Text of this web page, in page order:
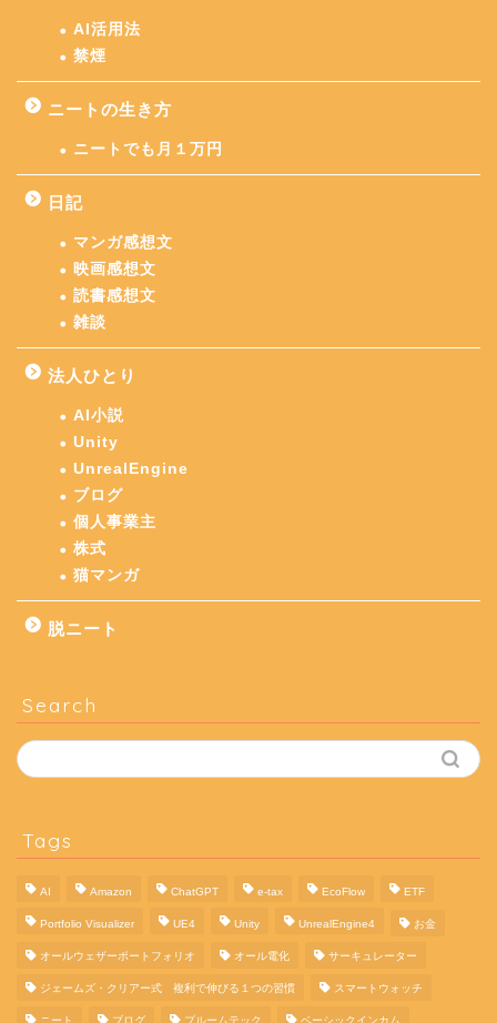
AI活用法
禁煙
ニートの生き方
ニートでも月１万円
日記
マンガ感想文
映画感想文
読書感想文
雑談
法人ひとり
AI小説
Unity
UnrealEngine
ブログ
個人事業主
株式
猫マンガ
脱ニート
Search
Tags
AI Amazon ChatGPT e-tax EcoFlow ETF
Portfolio Visualizer UE4 Unity UnrealEngine4 お金
オールウェザーポートフォリオ オール電化 サーキュレーター
ジェームズ・クリアー式 複利で伸びる１つの習慣 スマートウォッチ
ニート ブログ プルームテック ベーシックインカム